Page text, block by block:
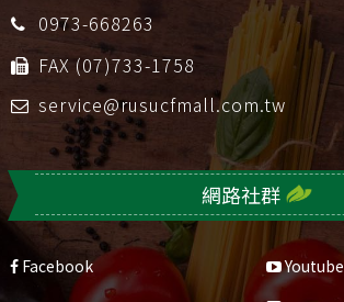
0973-668263
FAX (07)733-1758
service@rusucfmall.com.tw
網路社群
Facebook
Youtube